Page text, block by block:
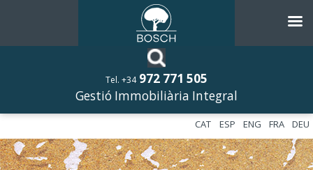
Tel. +34 972 771 505
Gestió Immobiliària Integral
DEU
FRA
ENG
ESP
CAT